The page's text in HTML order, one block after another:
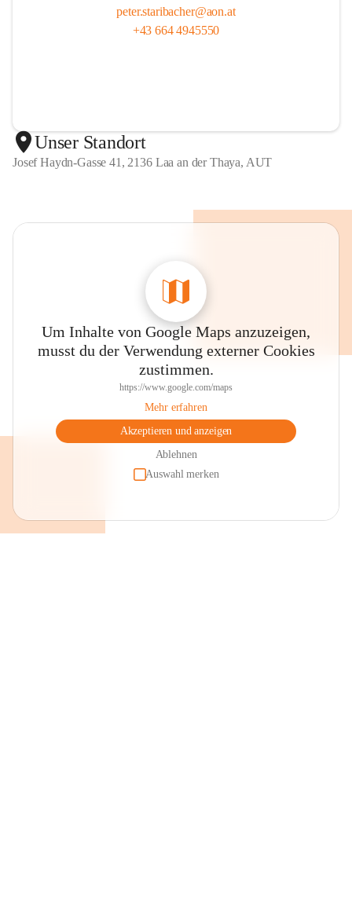
peter.staribacher@aon.at
+43 664 4945550
Unser Standort
Josef Haydn-Gasse 41, 2136 Laa an der Thaya, AUT
Um Inhalte von Google Maps anzuzeigen,
musst du der Verwendung externer Cookies
zustimmen.
https://www.google.com/maps
Mehr erfahren
Akzeptieren und anzeigen
Ablehnen
Auswahl merken